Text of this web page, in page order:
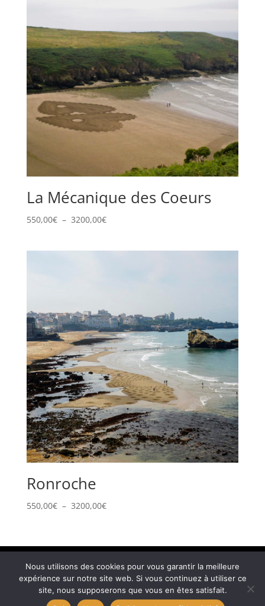
La Mécanique des Coeurs
550,00€ – 3200,00€Plage
Ronroche
550,00€ – 3200,00€Plage
550,00€
3200,00€
© Sam Dougados – beach art
Sitemap
Politique de confidentialité
Mentions légales
Contact
Powered by Cotebasque.net
Nous utilisons des cookies pour vous garantir la meilleure
expérience sur notre site web. Si vous continuez à utiliser ce
site, nous supposerons que vous en êtes satisfait.